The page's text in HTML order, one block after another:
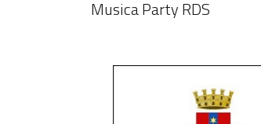
Musica Party RDS